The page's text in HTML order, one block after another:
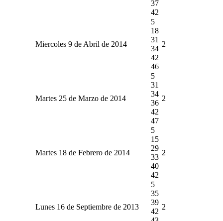
37
42
Miercoles 9 de Abril de 2014
5
18
31
34
42
46
2
Martes 25 de Marzo de 2014
5
31
34
36
42
47
2
Martes 18 de Febrero de 2014
5
15
29
33
40
42
2
Lunes 16 de Septiembre de 2013
5
35
39
42
2